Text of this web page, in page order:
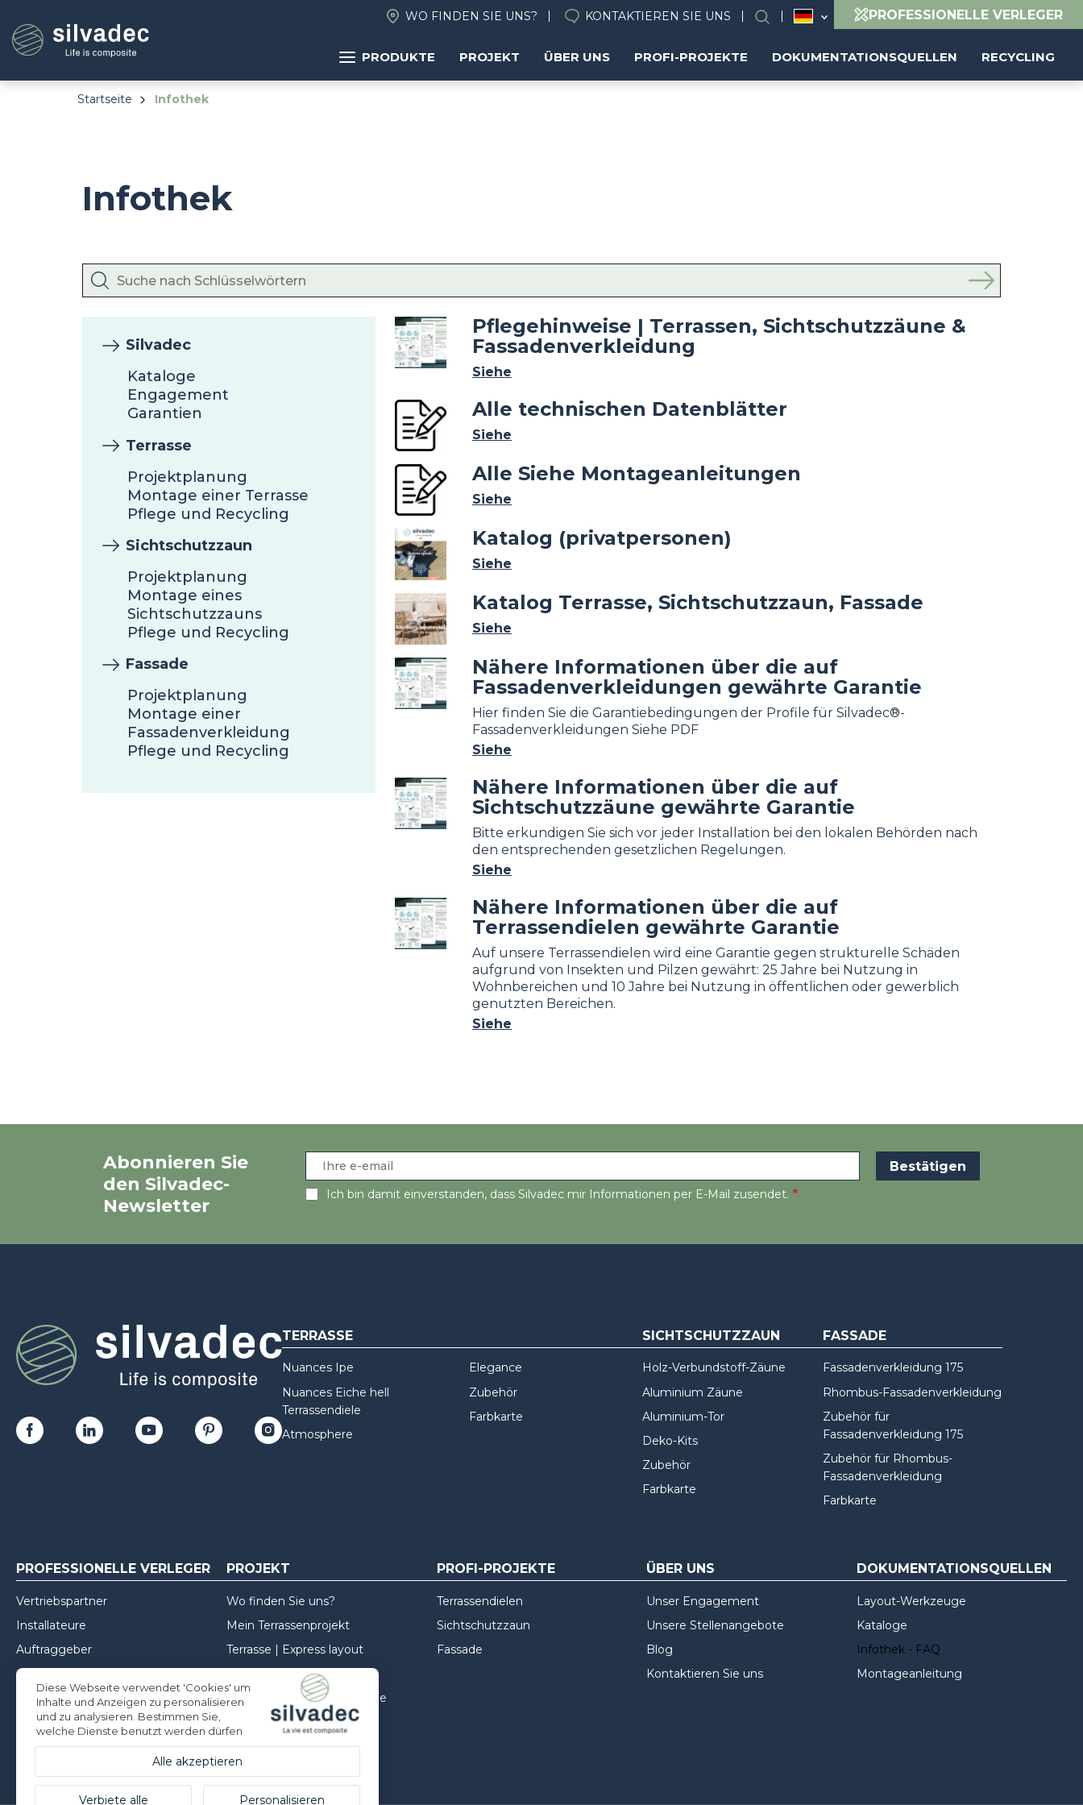
zum
Inhalt
WO FINDEN SIE UNS? KONTAKTIEREN SIE UNS Suchen PROFESSIONELLE VERLEGER
PRODUKTE PROJEKT ÜBER UNS PROFI-PROJEKTE DOKUMENTATIONSQUELLEN RECYCLING
Startseite Infothek
Infothek
Silvadec
Kataloge
Engagement
Garantien
Terrasse
Projektplanung
Montage einer Terrasse
Pflege und Recycling
Sichtschutzzaun
Projektplanung
Montage eines
Sichtschutzzauns
Pflege und Recycling
Fassade
Projektplanung
Montage einer
Fassadenverkleidung
Pflege und Recycling
Image
Pflegehinweise | Terrassen, Sichtschutzzäune &
Fassadenverkleidung
Siehe
Image Alle technischen Datenblätter
Siehe
Image Alle Siehe Montageanleitungen
Siehe
Image Katalog (privatpersonen)
Siehe
Image Katalog Terrasse, Sichtschutzzaun, Fassade
Siehe
Image
Nähere Informationen über die auf
Fassadenverkleidungen gewährte Garantie
Hier finden Sie die Garantiebedingungen der Profile für Silvadec®-
Fassadenverkleidungen Siehe PDF
Siehe
Image
Nähere Informationen über die auf
Sichtschutzzäune gewährte Garantie
Bitte erkundigen Sie sich vor jeder Installation bei den lokalen Behörden nach
den entsprechenden gesetzlichen Regelungen.
Siehe
Image
Nähere Informationen über die auf
Terrassendielen gewährte Garantie
Auf unsere Terrassendielen wird eine Garantie gegen strukturelle Schäden
aufgrund von Insekten und Pilzen gewährt: 25 Jahre bei Nutzung in
Wohnbereichen und 10 Jahre bei Nutzung in öffentlichen oder gewerblich
genutzten Bereichen.
Siehe
Abonnieren Sie
den Silvadec-
Newsletter
Ich bin damit einverstanden, dass Silvadec mir Informationen per E-Mail zusendet.
TERRASSE
Nuances Ipe
Nuances Eiche hell
Terrassendiele
Atmosphere
Elegance
Zubehör
Farbkarte
SICHTSCHUTZZAUN
Holz-Verbundstoff-Zäune
Aluminium Zäune
Aluminium-Tor
Deko-Kits
Zubehör
Farbkarte
FASSADE
Fassadenverkleidung 175
Rhombus-Fassadenverkleidung
Zubehör für
Fassadenverkleidung 175
Zubehör für Rhombus-
Fassadenverkleidung
Farbkarte
PROFESSIONELLE VERLEGER
Vertriebspartner
Installateure
Auftraggeber
PROJEKT
Wo finden Sie uns?
Mein Terrassenprojekt
Terrasse | Express layout
Mein Zaunprojekt
Mein Projekt für die Fassade
Inspirationen
Tipps zur Installation
PROFI-PROJEKTE
Terrassendielen
Sichtschutzzaun
Fassade
ÜBER UNS
Unser Engagement
Unsere Stellenangebote
Blog
Kontaktieren Sie uns
DOKUMENTATIONSQUELLEN
Layout-Werkzeuge
Kataloge
Infothek - FAQ
Montageanleitung
Diese Webseite verwendet 'Cookies' um
Inhalte und Anzeigen zu personalisieren
und zu analysieren. Bestimmen Sie,
welche Dienste benutzt werden dürfen
Alle akzeptieren
Verbiete alle Personalisieren